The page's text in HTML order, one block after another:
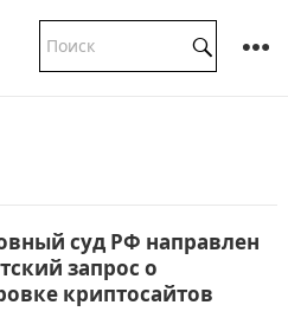
суд РФ направлен
запрос о
криптосайтов